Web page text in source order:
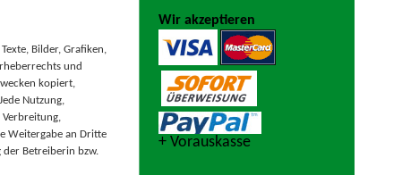
Bilder, Grafiken,
und
kopiert,
Nutzung,
Verbreitung,
Weitergabe an Dritte
Betreiberin bzw.
Wir akzeptieren
+ Vorauskasse